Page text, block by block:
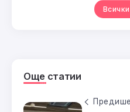
Още статии